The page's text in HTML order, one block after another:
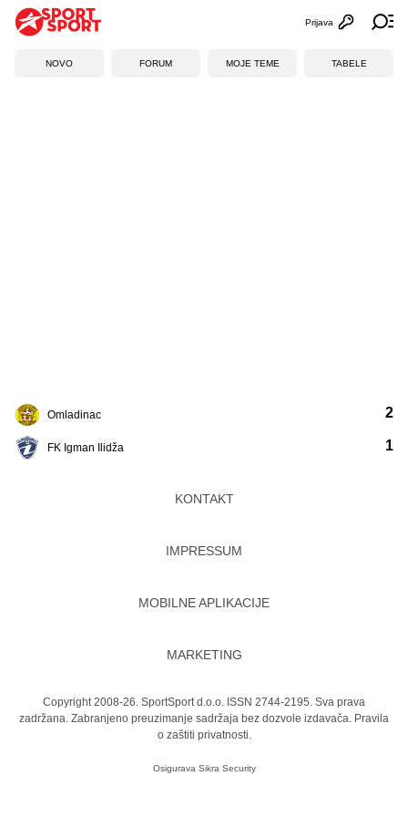
Otvori
Prijava
NOVO FORUM MOJE TEME TABELE
Omladinac
FK Igman Ilidža
2
1
KONTAKT
IMPRESSUM
MOBILNE APLIKACIJE
MARKETING
Copyright 2008-26. SportSport d.o.o. ISSN 2744-2195. Sva prava
zadržana. Zabranjeno preuzimanje sadržaja bez dozvole izdavača. Pravila
o zaštiti privatnosti.
Osigurava Sikra Security